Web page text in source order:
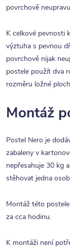
povrchově
K celkové pevnosti
výztuha s pevnou
povrchově nijak
postele použít dva
rozměru ložné
Montáž
Postel Nero je
zabaleny v
nepřesahuje 30 kg
stěhovat jedna
Montáž této
za cca hodinu.
K montáži není